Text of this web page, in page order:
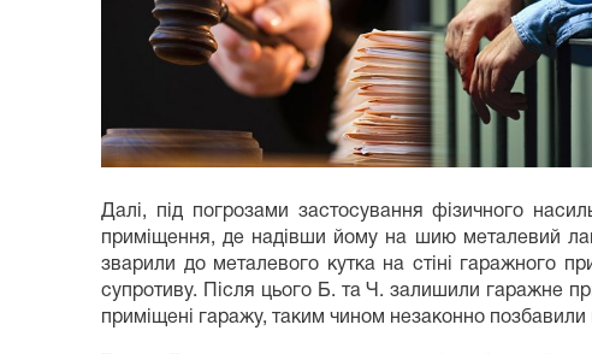
Далі, під погрозами застосування фізичного
приміщення, де надівши йому на шию металевий
зварили до металевого кутка на стіні гаражного
супротиву. Після цього Б. та Ч. залишили гаражне
приміщені гаражу, таким чином незаконно позбавили